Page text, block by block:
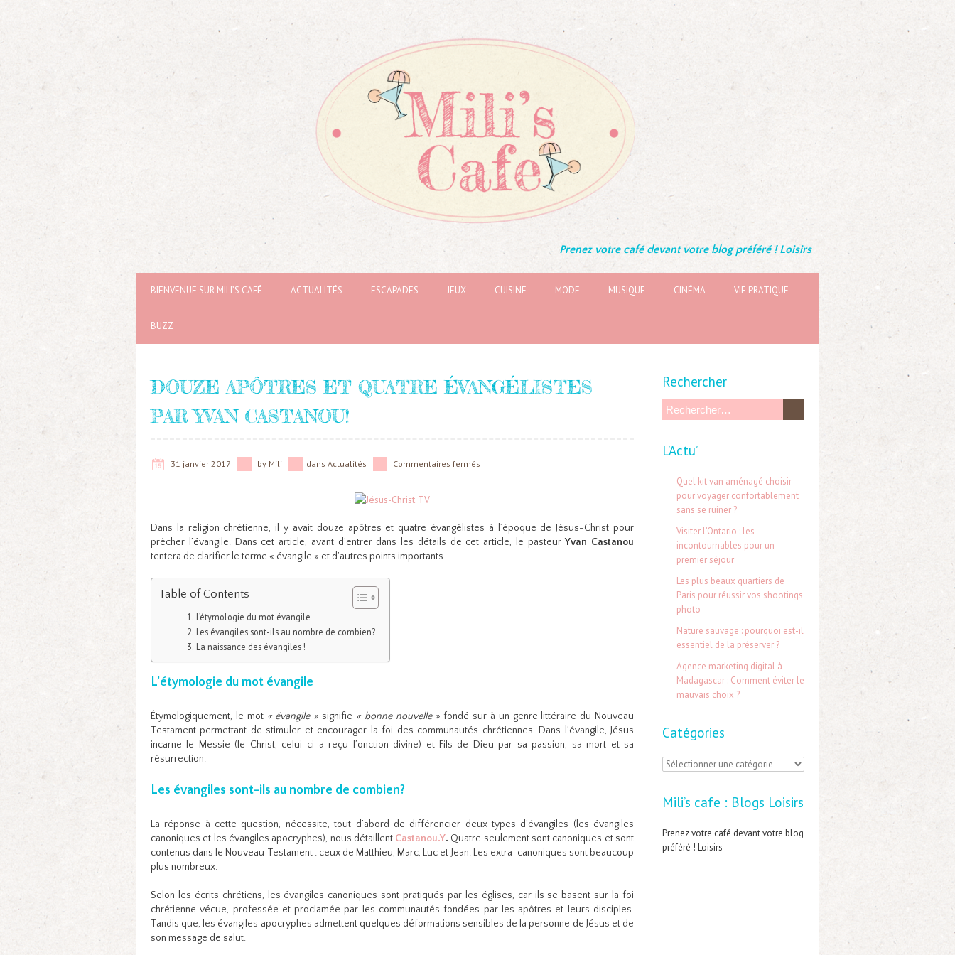
Prenez votre café devant votre blog préféré ! Loisirs
BIENVENUE SUR MILI’S CAFÉ ACTUALITÉS ESCAPADES JEUX CUISINE MODE MUSIQUE CINÉMA VIE PRATIQUE
BUZZ
DOUZE APÔTRES ET QUATRE ÉVANGÉLISTES
PAR YVAN CASTANOU!
31 janvier 2017 by Mili dans Actualités Commentaires fermés
Dans la religion chrétienne, il y avait douze apôtres et quatre évangélistes à l’époque de Jésus-Christ pour
prêcher l’évangile. Dans cet article, avant d’entrer dans les détails de cet article, le pasteurYvan Castanou
tentera de clarifier le terme « évangile » et d’autres points importants.
Table of Contents
L’étymologie du mot évangile
Les évangiles sont-ils au nombre de combien?
La naissance des évangiles !
L’étymologie du mot évangile
Étymologiquement, le mot « évangile » signifie « bonne nouvelle » fondé sur à un genre littéraire du Nouveau
Testament permettant de stimuler et encourager la foi des communautés chrétiennes. Dans l’évangile, Jésus
incarne le Messie (le Christ, celui-ci a reçu l’onction divine) et Fils de Dieu par sa passion, sa mort et sa
résurrection.
Les évangiles sont-ils au nombre de combien?
La réponse à cette question, nécessite, tout d’abord de différencier deux types d’évangiles (les évangiles
canoniques et les évangiles apocryphes), nous détaillent Castanou.Y. Quatre seulement sont canoniques et sont
contenus dans le Nouveau Testament : ceux de Matthieu, Marc, Luc et Jean. Les extra-canoniques sont beaucoup
plus nombreux.
Selon les écrits chrétiens, les évangiles canoniques sont pratiqués par les églises, car ils se basent sur la foi
chrétienne vécue, professée et proclamée par les communautés fondées par les apôtres et leurs disciples.
Tandis que, les évangiles apocryphes admettent quelques déformations sensibles de la personne de Jésus et de
son message de salut.
Rechercher
L’Actu’
Quel kit van aménagé choisir
pour voyager confortablement
sans se ruiner ?
Visiter l’Ontario : les
incontournables pour un
premier séjour
Les plus beaux quartiers de
Paris pour réussir vos shootings
photo
Nature sauvage : pourquoi est-il
essentiel de la préserver ?
Agence marketing digital à
Madagascar : Comment éviter le
mauvais choix ?
Catégories
C
t
é
g
Mili’s cafe : Blogs Loisirs
Prenez votre café devant votre blog
préféré ! Loisirs